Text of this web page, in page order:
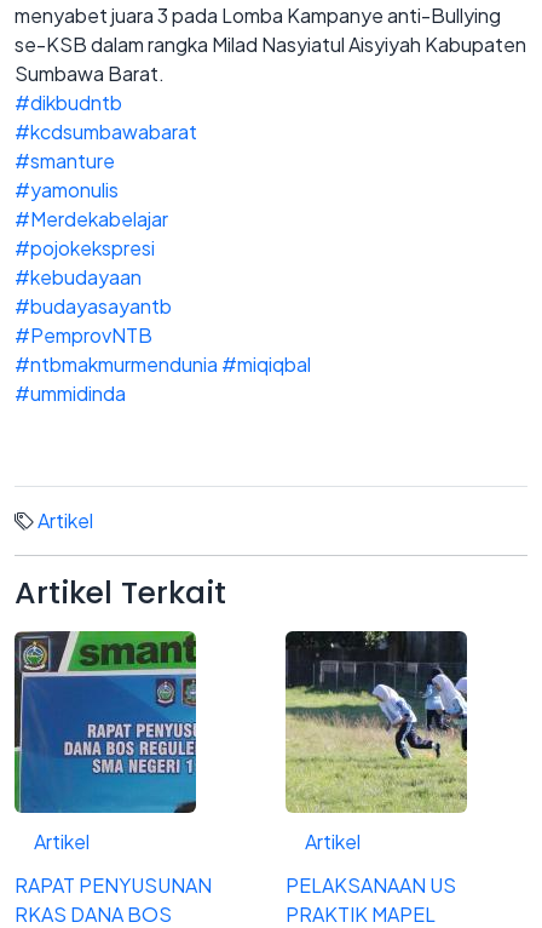
menyabet juara 3 pada Lomba Kampanye anti-Bullying
se-KSBdalam rangka Milad Nasyiatul Aisyiyah Kabupaten
Sumbawa Barat.
#dikbudntb
#kcdsumbawabarat
#smanture
#yamonulis
#Merdekabelajar
#pojokekspresi
#kebudayaan
#budayasayantb
#PemprovNTB
#ntbmakmurmendunia #miqiqbal
#ummidinda
Artikel
Artikel Terkait
Artikel
RAPAT PENYUSUNAN
RKAS DANA BOS
Artikel
PELAKSANAAN US
PRAKTIK MAPEL